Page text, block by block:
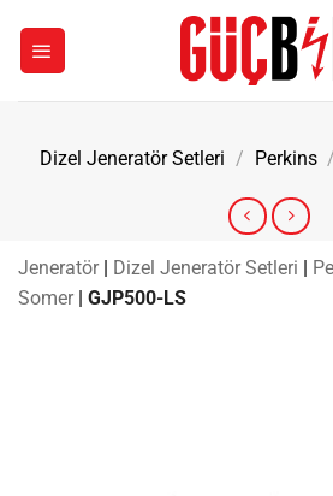
Dizel Jeneratör Setleri / Perkins /
Jeneratör | Dizel Jeneratör Setleri |
Somer | GJP500-LS